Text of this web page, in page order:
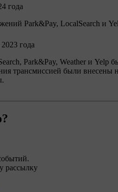
года
Park&Pay, LocalSearch и
года
Park&Pay, Weather и Yelp
трансмиссией были